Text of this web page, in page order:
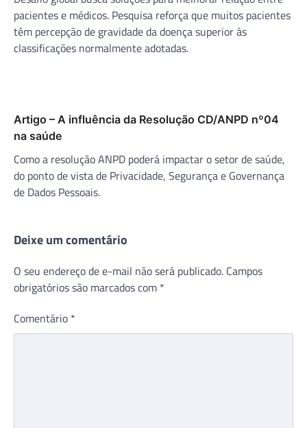
pacientes e médicos. Pesquisa reforça que muitos pacientes
têm percepção de gravidade da doença superior às
classificações normalmente adotadas.
Artigo – A influência da Resolução CD/ANPD nº04
na saúde
Como a resolução ANPD poderá impactar o setor de saúde,
do ponto de vista de Privacidade, Segurança e Governança
de Dados Pessoais.
Deixe um comentário
O seu endereço de e-mail não será publicado. Campos
obrigatórios são marcados com *
Comentário *